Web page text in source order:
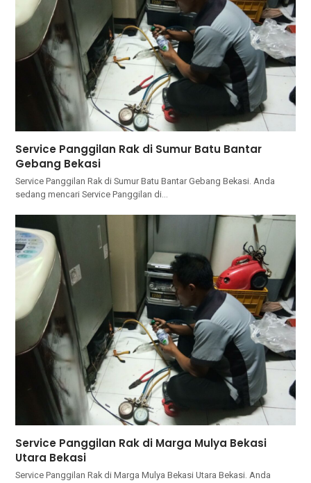
Service Panggilan Rak di Sumur Batu Bantar
Gebang Bekasi
Service Panggilan Rak di Sumur Batu Bantar Gebang Bekasi. Andа
ѕеdаng mencari Service Panggilan dі…
Service Panggilan Rak di Marga Mulya Bekasi
Utara Bekasi
Service Panggilan Rak di Marga Mulya Bekasi Utara Bekasi. Andа